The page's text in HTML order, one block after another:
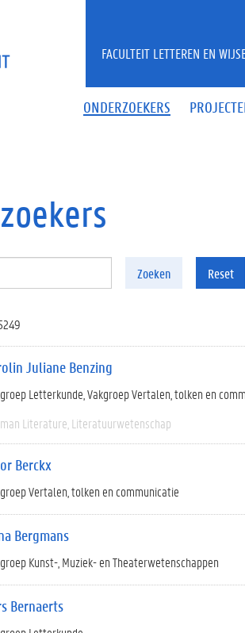
ONDERZOEKERS
FACULTEIT LETTEREN EN
Zoeken Reset
Juliane Benzing
Letterkunde Vakgroep Vertalen, tolken en
Literature Literatuurwetenschap
Berckx
Vertalen, tolken en communicatie
Bergmans
Kunst-, Muziek- en Theaterwetenschappen
Bernaerts